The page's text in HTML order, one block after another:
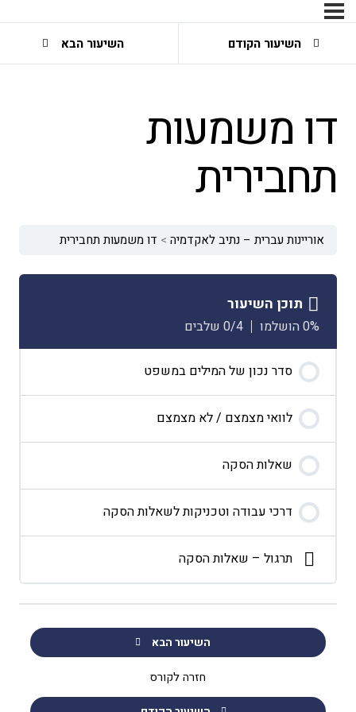
השיעור הקודם השיעור הבא
דו משמעות
תחבירית
אוריינות עברית – נתיב לאקדמיה דו משמעות תחבירית
תוכן השיעור
0% הושלמו 0/4 שלבים
סדר נכון של המילים במשפט
לוואי מצמצם / לא מצמצם
שאלות הסקה
דרכי עבודה וטכניקות לשאלות הסקה
תרגול – שאלות הסקה
חזרה לקורס
השיעור הבא